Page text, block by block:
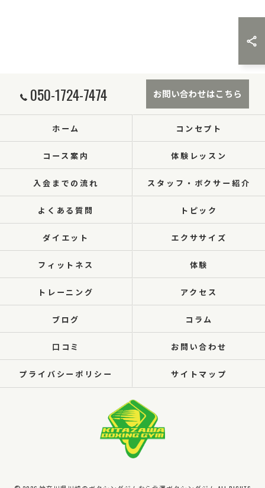
050-1724-7474 お問い合わせはこちら
ホーム コンセプト
コース案内 体験レッスン
入会までの流れ スタッフ・ボクサー紹介
よくある質問 トピック
ダイエット エクササイズ
フィットネス 体験
トレーニング アクセス
ブログ コラム
口コミ お問い合わせ
プライバシーポリシー サイトマップ